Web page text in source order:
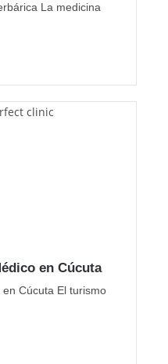
La medicina
en Cúcuta
Cúcuta El turismo